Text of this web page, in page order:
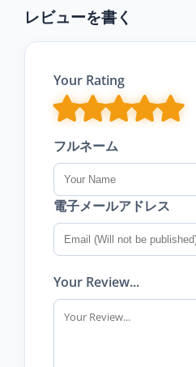
レビューを書く
Your Rating
フルネーム
電子メールアドレス
Your Review...